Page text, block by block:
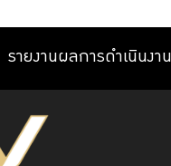
รายงานผลการดำเนินงาน
ประชาสัมพันธ์